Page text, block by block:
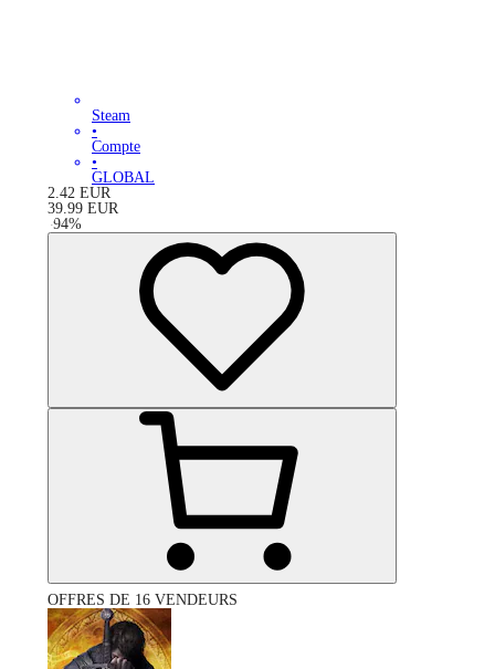
Steam
•
Compte
•
GLOBAL
2.42 EUR
39.99 EUR
-94%
OFFRES DE 16 VENDEURS